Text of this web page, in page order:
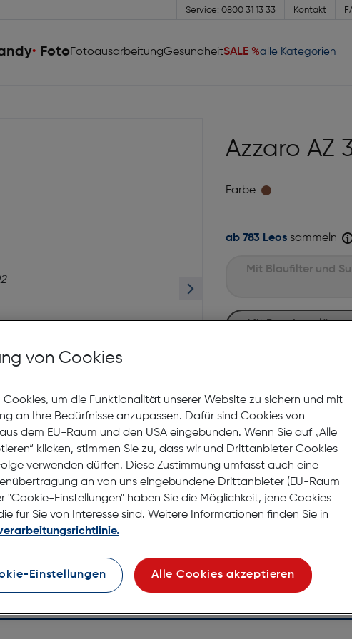
Service: 0800 31 13 33 Kontakt
FotoFotoausarbeitungGesundheitSALE %alle Kategorien
Azzaro AZ
Farbe
ab 783 Leossammeln
Mit Premiumgläsern und Superentspiegelung in Sehstärke
Jetzt Termin
Nicht lagernd
Nach Hause liefern
Selbstabholung in
von Cookies
Cookies, um die Funktionalität unserer Website zu sichern und mit
an Ihre Bedürfnisse anzupassen. Dafür sind Cookies von
dem EU-Raum und den USA eingebunden. Wenn Sie auf „Alle
klicken, stimmen Sie zu, dass wir und Drittanbieter Cookies
verwenden dürfen. Diese Zustimmung umfasst auch eine
an von uns eingebundene Drittanbieter (EU-Raum
"Cookie-Einstellungen" haben Sie die Möglichkeit, jene Cookies
für Sie von Interesse sind. Weitere Informationen finden Sie in
Einstellungen Alle Cookies akzeptieren